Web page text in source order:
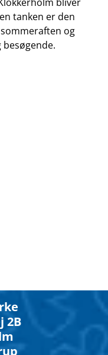
tanken er den
og
besøgende.
2B